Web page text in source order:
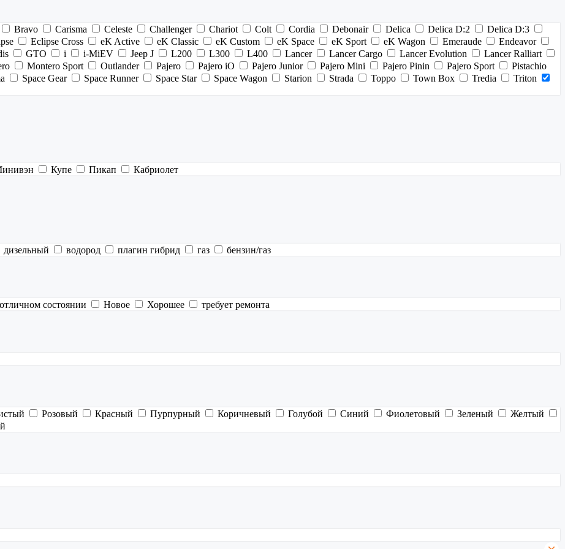
Bravo Carisma Celeste Challenger Chariot Colt Cordia Debonair Delica Delica D:2
Delica D:3
Eclipse Cross eK Active eK Classic eK Custom eK Space eK Sport eK Wagon Emeraude
Endeavor
GTO i i-MiEV Jeep J L200 L300 L400 Lancer Lancer Cargo Lancer Evolution
Lancer Ralliart
Montero Sport Outlander Pajero Pajero iO Pajero Junior Pajero Mini Pajero Pinin Pajero Sport
Pistachio
Space Gear Space Runner Space Star Space Wagon Starion Strada Toppo Town Box Tredia
Triton
Купе Пикап Кабриолет
дизельный водород плагин гибрид газ
бензин/газ
состоянии Новое Хорошее
требует ремонта
Розовый Красный Пурпурный Коричневый Голубой Синий Фиолетовый Зеленый
Желтый